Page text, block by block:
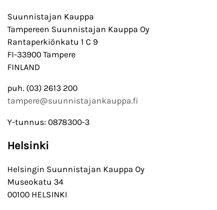
Suunnistajan Kauppa
Tampereen Suunnistajan Kauppa Oy
Rantaperkiönkatu 1 C 9
FI-33900 Tampere
FINLAND
puh. (03) 2613 200
tampere@suunnistajankauppa.fi
Y-tunnus: 0878300-3
Helsinki
Helsingin Suunnistajan Kauppa Oy
Museokatu 34
00100 HELSINKI